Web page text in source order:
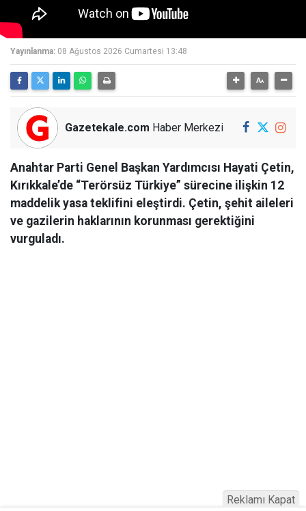
Yayınlanma: 08 Ağustos 2026 Cumartesi 13:48
Gazetekale.com Haber Merkezi
Anahtar Parti Genel Başkan Yardımcısı Hayati Çetin,
Kırıkkale’de “Terörsüz Türkiye” sürecine ilişkin 12
maddelik yasa teklifini eleştirdi. Çetin, şehit aileleri
ve gazilerin haklarının korunması gerektiğini
vurguladı.
Reklamı Kapat